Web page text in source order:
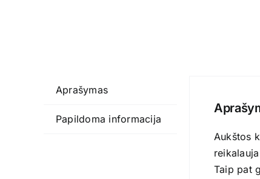
Aprašymas
Papildoma informacija
Aukštos
Taip pat